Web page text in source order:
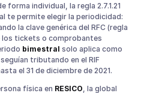
forma individual, la regla 2.7.1.21
te permite elegir la periodicidad:
la clave genérica del RFC (regla
los tickets o comprobantes
bimestral solo aplica como
tributando en el RIF
el 31 de diciembre de 2021.
física en RESICO , la global